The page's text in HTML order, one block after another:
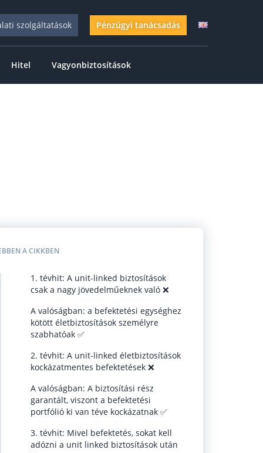
szolgáltatások Pénzügyi tanácsadás
Hitel Vagyonbiztosítások
A CIKKBEN
1. tévhit: A unit-linked biztosítások
csak a nagy jövedelműeknek való ❌
A valóságban: a befektetési egységhez
kötött életbiztosítások személyre
szabhatóak ✅
2. tévhit: A unit-linked életbiztosítások
kockázatmentes befektetések ❌
A valóságban: A biztosítási rész
garantált, viszont a befektetési
portfólió ki van téve kockázatnak ✅
3. tévhit: Mivel befektetés, sokat kell
adózni a unit linked biztosítások után